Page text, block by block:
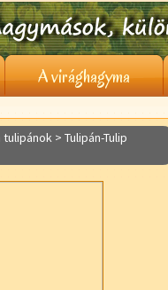
A virághagyma
tulipánok > Tulipán-Tulip